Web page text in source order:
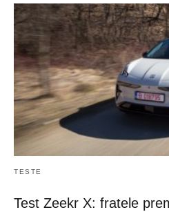
TESTE
Test Zeekr X: fratele